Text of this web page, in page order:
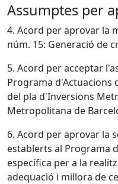
Assumptes per
4. Acord per aprovar la
núm. 15: Generació de
5. Acord per acceptar
Programa d'Actuacions
del pla d'Inversions
Metropolitana de
6. Acord per aprovar la
establerts al Programa
específica per a la
adequació i millora de